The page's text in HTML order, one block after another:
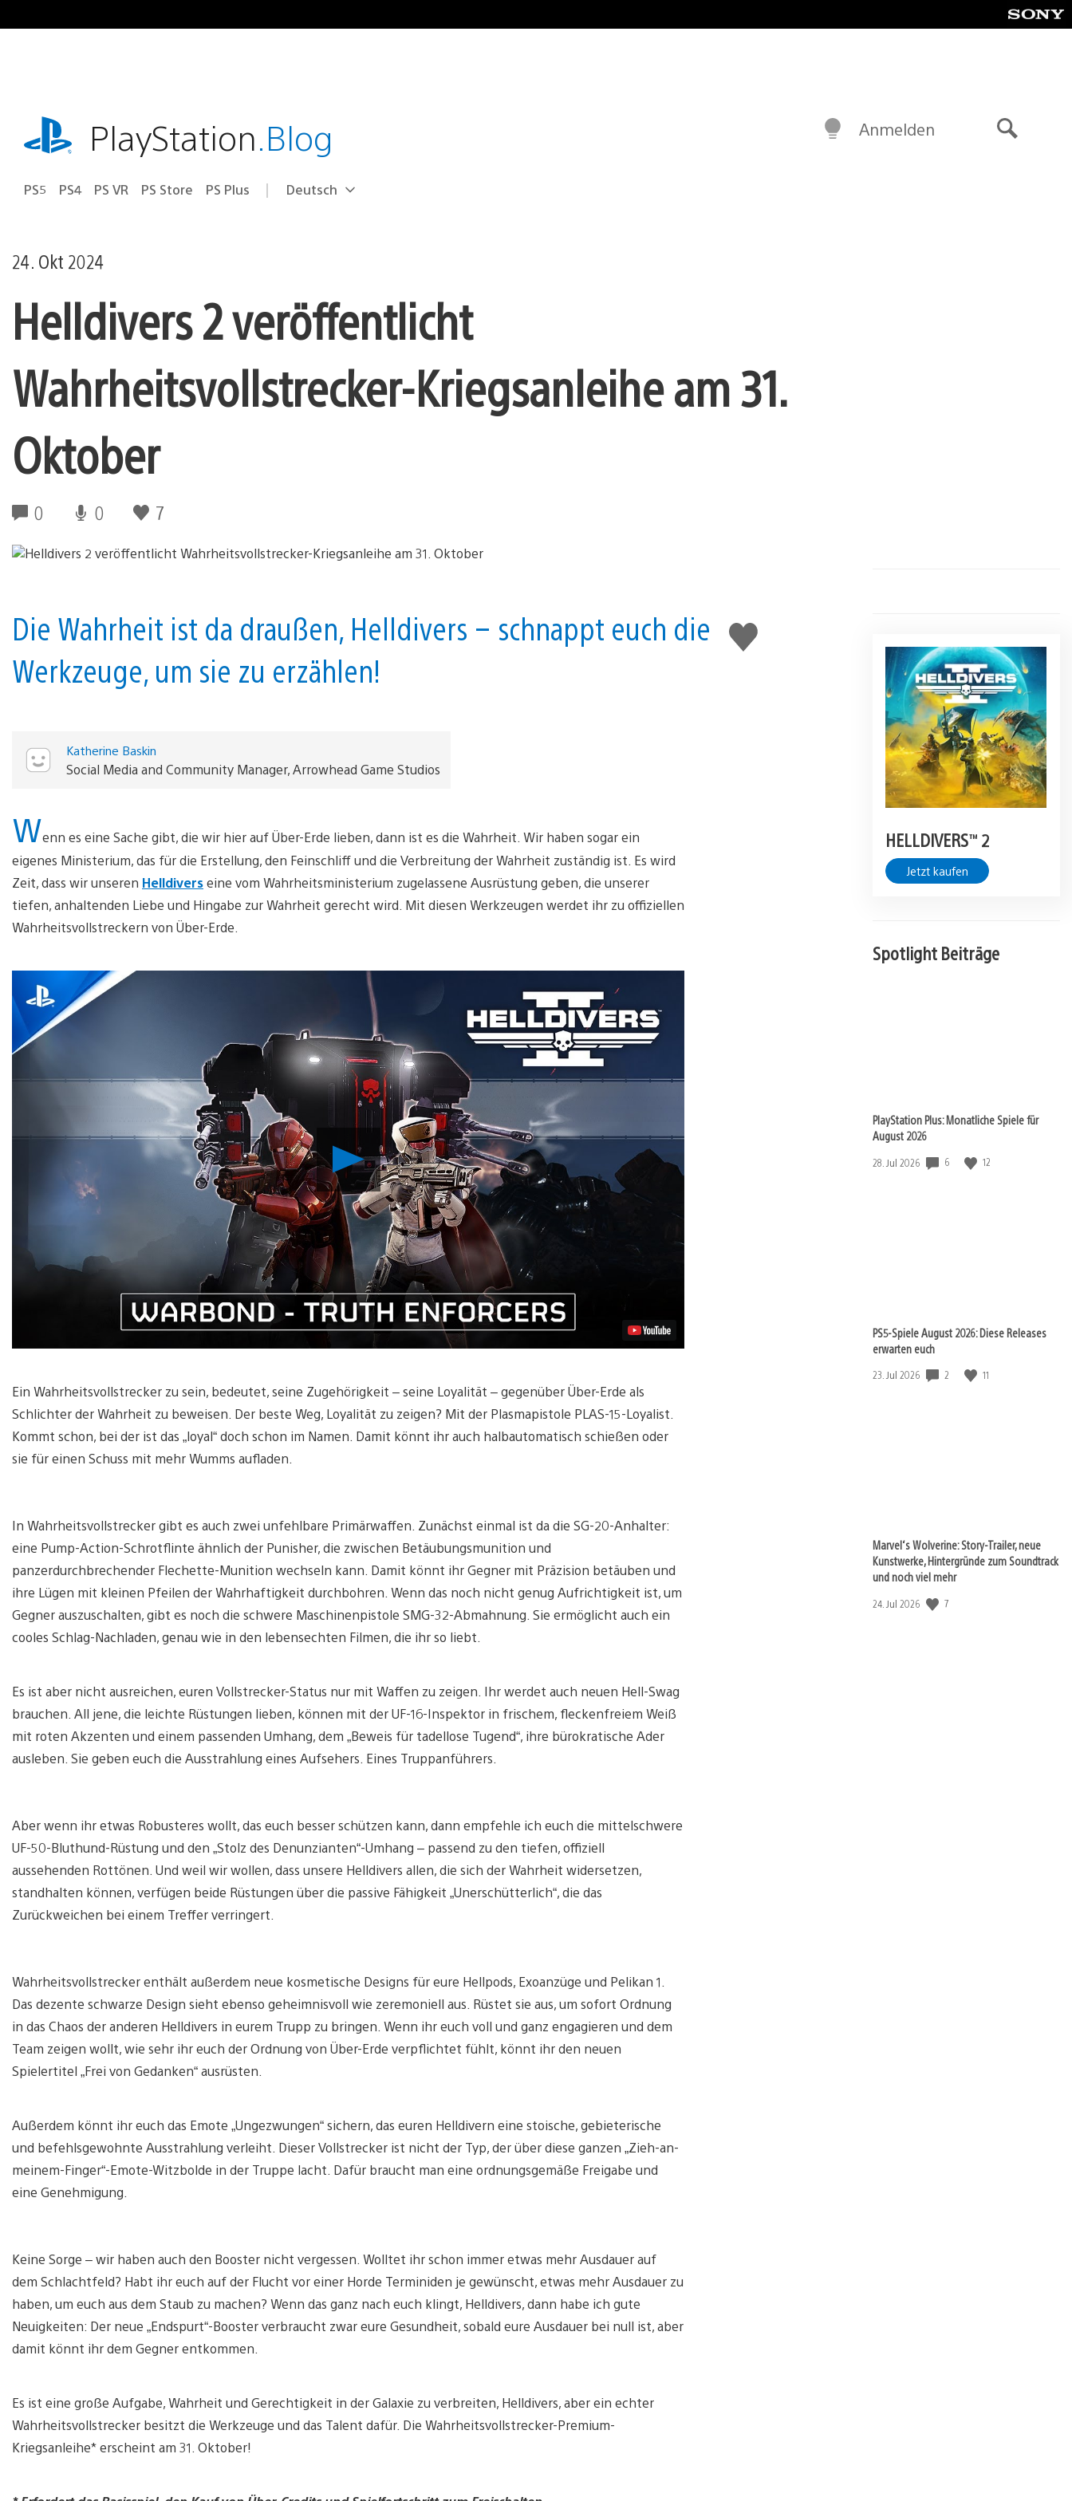
Inhalt
playstation.comPlayStation.Blog
PS5 PS4 PS VR PS Store PS Plus Select
Aktuelle
Deutsch
Anmelden
24. Okt 2024
Helldivers 2 veröffentlicht
Wahrheitsvollstrecker-Kriegsanleihe am 31.
Oktober
0 0 7
Gefällt
mir
Die Wahrheit ist da draußen, Helldivers – schnappt euch die
Werkzeuge, um sie zu erzählen!
Katherine Baskin
Social Media and Community Manager, Arrowhead Game Studios
Wenn es eine Sache gibt, die wir hier auf Über-Erde lieben, dann ist es die Wahrheit. Wir haben sogar ein
eigenes Ministerium, das für die Erstellung, den Feinschliff und die Verbreitung der Wahrheit zuständig ist. Es wird
Zeit, dass wir unseren Helldiverseine vom Wahrheitsministerium zugelassene Ausrüstung geben, die unserer
tiefen, anhaltenden Liebe und Hingabe zur Wahrheit gerecht wird. Mit diesen Werkzeugen werdet ihr zu offiziellen
Wahrheitsvollstreckern von Über-Erde.
Video
abspielen
Ein Wahrheitsvollstrecker zu sein, bedeutet, seine Zugehörigkeit – seine Loyalität – gegenüber Über-Erde als
Schlichter der Wahrheit zu beweisen. Der beste Weg, Loyalität zu zeigen? Mit der Plasmapistole PLAS-15-Loyalist.
Kommt schon, bei der ist das „loyal“ doch schon im Namen. Damit könnt ihr auch halbautomatisch schießen oder
sie für einen Schuss mit mehr Wumms aufladen.
In Wahrheitsvollstrecker gibt es auch zwei unfehlbare Primärwaffen. Zunächst einmal ist da die SG-20-Anhalter:
eine Pump-Action-Schrotflinte ähnlich der Punisher, die zwischen Betäubungsmunition und
panzerdurchbrechender Flechette-Munition wechseln kann. Damit könnt ihr Gegner mit Präzision betäuben und
ihre Lügen mit kleinen Pfeilen der Wahrhaftigkeit durchbohren. Wenn das noch nicht genug Aufrichtigkeit ist, um
Gegner auszuschalten, gibt es noch die schwere Maschinenpistole SMG-32-Abmahnung. Sie ermöglicht auch ein
cooles Schlag-Nachladen, genau wie in den lebensechten Filmen, die ihr so liebt.
Es ist aber nicht ausreichen, euren Vollstrecker-Status nur mit Waffen zu zeigen. Ihr werdet auch neuen Hell-Swag
brauchen. All jene, die leichte Rüstungen lieben, können mit der UF-16-Inspektor in frischem, fleckenfreiem Weiß
mit roten Akzenten und einem passenden Umhang, dem „Beweis für tadellose Tugend“, ihre bürokratische Ader
ausleben. Sie geben euch die Ausstrahlung eines Aufsehers. Eines Truppanführers.
Aber wenn ihr etwas Robusteres wollt, das euch besser schützen kann, dann empfehle ich euch die mittelschwere
UF-50-Bluthund-Rüstung und den „Stolz des Denunzianten“-Umhang – passend zu den tiefen, offiziell
aussehenden Rottönen. Und weil wir wollen, dass unsere Helldivers allen, die sich der Wahrheit widersetzen,
standhalten können, verfügen beide Rüstungen über die passive Fähigkeit „Unerschütterlich“, die das
Zurückweichen bei einem Treffer verringert.
Wahrheitsvollstrecker enthält außerdem neue kosmetische Designs für eure Hellpods, Exoanzüge und Pelikan 1.
Das dezente schwarze Design sieht ebenso geheimnisvoll wie zeremoniell aus. Rüstet sie aus, um sofort Ordnung
in das Chaos der anderen Helldivers in eurem Trupp zu bringen. Wenn ihr euch voll und ganz engagieren und dem
Team zeigen wollt, wie sehr ihr euch der Ordnung von Über-Erde verpflichtet fühlt, könnt ihr den neuen
Spielertitel „Frei von Gedanken“ ausrüsten.
Außerdem könnt ihr euch das Emote „Ungezwungen“ sichern, das euren Helldivern eine stoische, gebieterische
und befehlsgewohnte Ausstrahlung verleiht. Dieser Vollstrecker ist nicht der Typ, der über diese ganzen „Zieh-an-
meinem-Finger“-Emote-Witzbolde in der Truppe lacht. Dafür braucht man eine ordnungsgemäße Freigabe und
eine Genehmigung.
Keine Sorge – wir haben auch den Booster nicht vergessen. Wolltet ihr schon immer etwas mehr Ausdauer auf
dem Schlachtfeld? Habt ihr euch auf der Flucht vor einer Horde Terminiden je gewünscht, etwas mehr Ausdauer zu
haben, um euch aus dem Staub zu machen? Wenn das ganz nach euch klingt, Helldivers, dann habe ich gute
Neuigkeiten: Der neue „Endspurt“-Booster verbraucht zwar eure Gesundheit, sobald eure Ausdauer bei null ist, aber
damit könnt ihr dem Gegner entkommen.
Es ist eine große Aufgabe, Wahrheit und Gerechtigkeit in der Galaxie zu verbreiten, Helldivers, aber ein echter
Wahrheitsvollstrecker besitzt die Werkzeuge und das Talent dafür. Die Wahrheitsvollstrecker-Premium-
Kriegsanleihe* erscheint am 31. Oktober!
HELLDIVERS™ 2
Jetzt kaufen
Spotlight Beiträge
PlayStation Plus: Monatliche Spiele für
August 2026
Veröffentlichungsdatum:
28. Jul 2026 6 12
PS5-Spiele August 2026: Diese Releases
erwarten euch
Veröffentlichungsdatum:
23. Jul 2026 2 11
Marvel‘s Wolverine: Story-Trailer, neue
Kunstwerke, Hintergründe zum Soundtrack
und noch viel mehr
Veröffentlichungsdatum:
24. Jul 2026 7